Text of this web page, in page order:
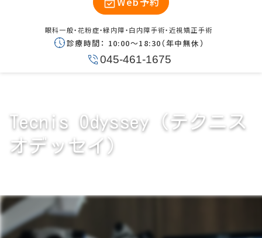
眼科一般・花粉症・緑内障・白内障手術・近視矯正手術
診療時間： 10:00〜18:30（年中無休）
045-461-1675
Tecnis Odyssey（テクニス
オデッセイ）